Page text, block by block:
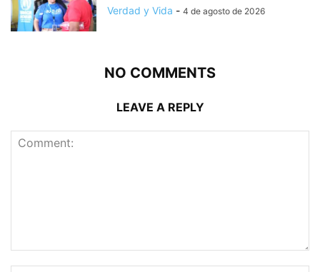
Verdad y Vida - 4 de agosto de 2026
NO COMMENTS
LEAVE A REPLY